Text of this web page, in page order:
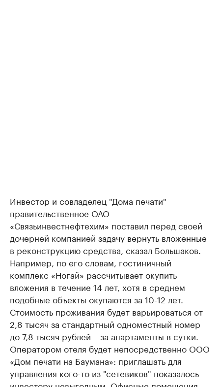
Инвестор и совладелец "Дома печати"
правительственное ОАО
«Связьинвестнефтехим» поставил перед своей
дочерней компанией задачу вернуть вложенные
в реконструкцию средства, сказал Большаков.
Например, по его словам, гостиничный
комплекс «Ногай» рассчитывает окупить
вложения в течение 14 лет, хотя в среднем
подобные объекты окупаются за 10-12 лет.
Стоимость проживания будет варьироваться от
2,8 тысяч за стандартный одноместный номер
до 7,8 тысяч рублей – за апартаменты в сутки.
Оператором отеля будет непосредственно ООО
«Дом печати на Баумана»: приглашать для
управления кого-то из "сетевиков" показалось